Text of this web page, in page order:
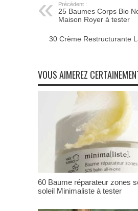
Précédent :
25 Baumes Corps Bio
Maison Royer à tester
30 Crème Restructurante
VOUS AIMEREZ
60 Baume réparateur zones
soleil Minimaliste à tester